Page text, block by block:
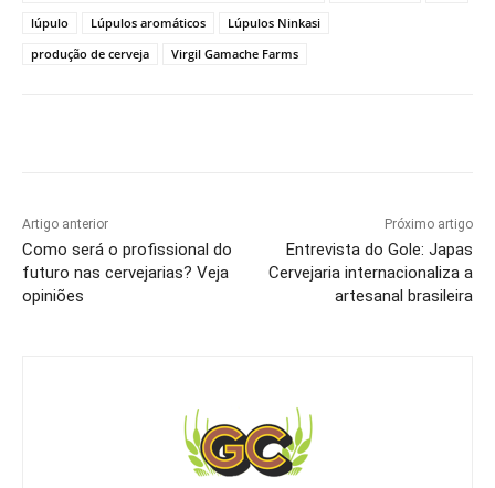
lúpulo Lúpulos aromáticos
Lúpulos Ninkasi
produção de cerveja
Virgil Gamache Farms
Artigo anterior
Como será o profissional do
futuro nas cervejarias? Veja
opiniões
Próximo artigo
Entrevista do Gole: Japas
Cervejaria internacionaliza a
artesanal brasileira